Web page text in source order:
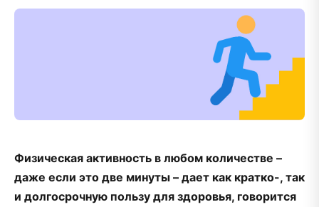
Физическая активность в любом количестве –
даже если это две минуты – дает как кратко-, так
и долгосрочную пользу для здоровья, говорится